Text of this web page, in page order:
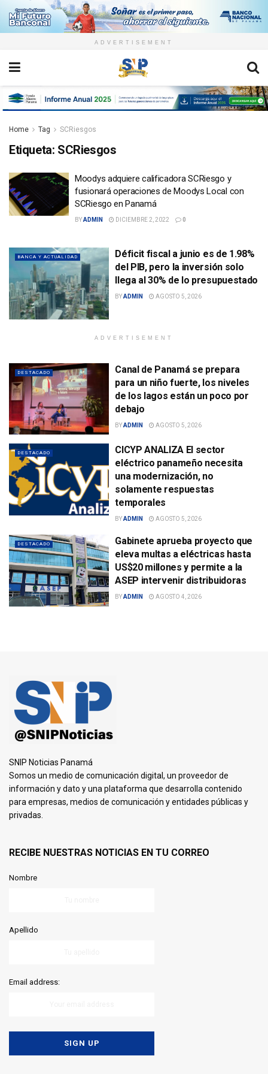
ADVERTISEMENT
Home Tag SCRiesgos
Etiqueta: SCRiesgos
Moodys adquiere calificadora SCRiesgo y
fusionará operaciones de Moodys Local con
SCRiesgo en Panamá
BYADMIN DICIEMBRE 2, 2022 0
BANCA Y ACTUALIDAD
Déficit fiscal a junio es de 1.98%
del PIB, pero la inversión solo
llega al 30% de lo presupuestado
BYADMIN AGOSTO 5, 2026
ADVERTISEMENT
DESTACADO
Canal de Panamá se prepara
para un niño fuerte, los niveles
de los lagos están un poco por
debajo
BYADMIN AGOSTO 5, 2026
DESTACADO
CICYP ANALIZA El sector
eléctrico panameño necesita
una modernización, no
solamente respuestas
temporales
BYADMIN AGOSTO 5, 2026
DESTACADO
Gabinete aprueba proyecto que
eleva multas a eléctricas hasta
US$20 millones y permite a la
ASEP intervenir distribuidoras
BYADMIN AGOSTO 4, 2026
SNIP Noticias Panamá
Somos un medio de comunicación digital, un proveedor de
información y dato y una plataforma que desarrolla contenido
para empresas, medios de comunicación y entidades públicas y
privadas.
RECIBE NUESTRAS NOTICIAS EN TU CORREO
Nombre
Apellido
Email address: